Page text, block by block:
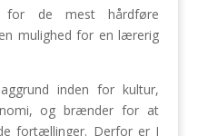
de mest hårdføre
mulighed for en lærerig
inden for kultur,
og brænder for at
fortællinger. Derfor er I